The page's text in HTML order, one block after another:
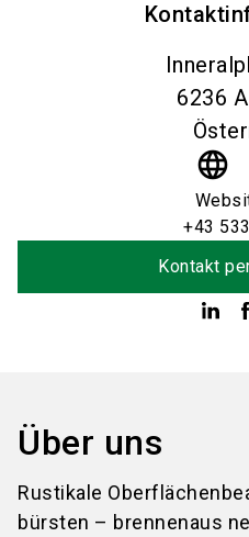
6236
language
+43
Kontakt
Über uns
Rustikale
bürsten – brennenaus